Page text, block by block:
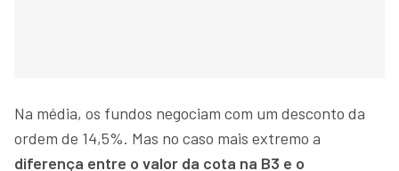
Na média, os fundos negociam com um desconto da
ordem de 14,5%. Mas no caso mais extremo a
diferença entre o valor da cota na B3 e o